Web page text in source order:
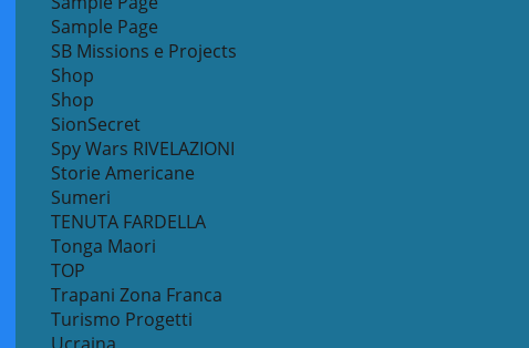
Sample Page
SB Missions e Projects
Shop
Shop
SionSecret
Spy Wars RIVELAZIONI
Storie Americane
Sumeri
TENUTA FARDELLA
Tonga Maori
TOP
Trapani Zona Franca
Turismo Progetti
Ucraina